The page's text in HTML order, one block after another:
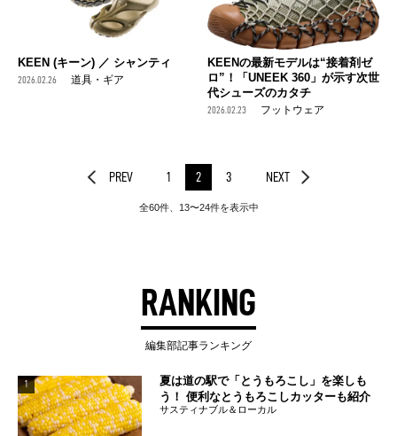
KEEN (キーン) ／ シャンティ
2026.02.26 道具・ギア
KEENの最新モデルは“接着剤ゼ
ロ”！「UNEEK 360」が示す次世
代シューズのカタチ
2026.02.23 フットウェア
PREV 1 2 3 NEXT
全60件、13〜24件を表示中
RANKING
編集部記事ランキング
1
夏は道の駅で「とうもろこし」を楽しも
う！ 便利なとうもろこしカッターも紹介
サスティナブル＆ローカル